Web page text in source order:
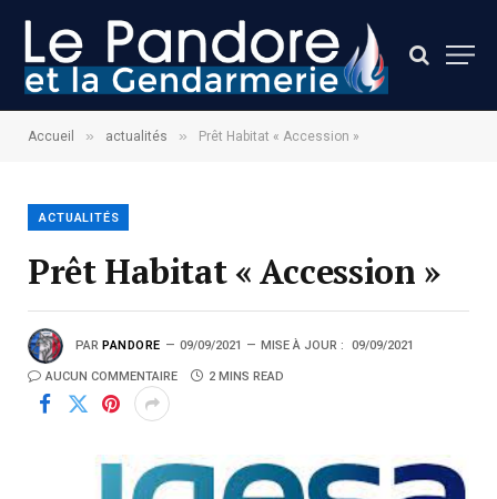
Accueil » actualités » Prêt Habitat « Accession »
ACTUALITÉS
Prêt Habitat « Accession »
PAR PANDORE 09/09/2021 MISE À JOUR : 09/09/2021
AUCUN COMMENTAIRE 2 MINS READ